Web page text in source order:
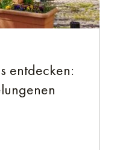
entdecken: